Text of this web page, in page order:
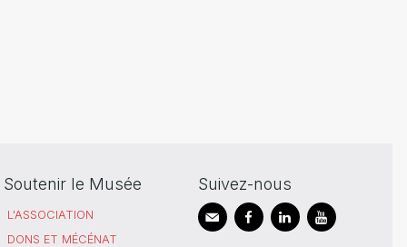
Soutenir le Musée
L'ASSOCIATION
DONS ET MÉCÉNAT
Suivez-nous